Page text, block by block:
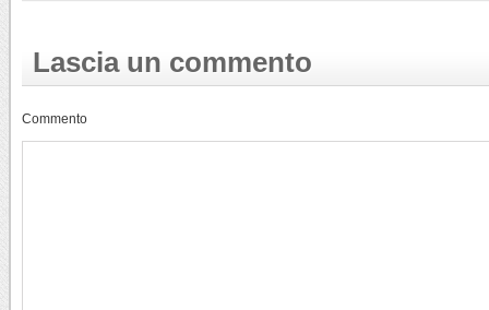
Lascia un commento
Commento